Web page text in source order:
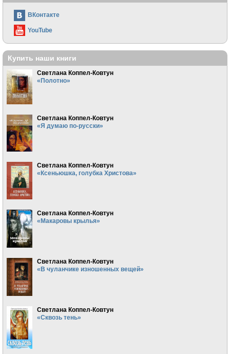
ВКонтакте
YouTube
Купить наши книги
Светлана Коппел-Ковтун
«Полотно»
Светлана Коппел-Ковтун
«Я думаю по-русски»
Светлана Коппел-Ковтун
«Ксеньюшка, голубка Христова»
Светлана Коппел-Ковтун
«Макаровы крылья»
Светлана Коппел-Ковтун
«В чуланчике изношенных вещей»
Светлана Коппел-Ковтун
«Сквозь тень»